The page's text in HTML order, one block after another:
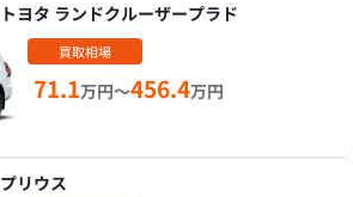
トヨタ ランドクルーザープラド
買取相場
71.1万円～456.4万円
プリウス